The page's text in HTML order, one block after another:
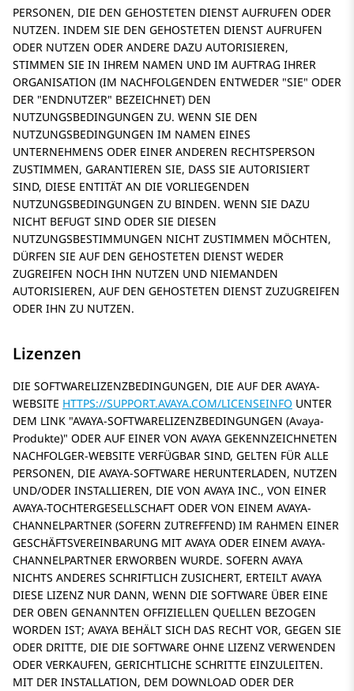
PERSONEN, DIE DEN GEHOSTETEN DIENST AUFRUFEN ODER
NUTZEN. INDEM SIE DEN GEHOSTETEN DIENST AUFRUFEN
ODER NUTZEN ODER ANDERE DAZU AUTORISIEREN,
STIMMEN SIE IN IHREM NAMEN UND IM AUFTRAG IHRER
ORGANISATION (IM NACHFOLGENDEN ENTWEDER SIE ODER
DER ENDNUTZER BEZEICHNET) DEN
NUTZUNGSBEDINGUNGEN ZU. WENN SIE DEN
NUTZUNGSBEDINGUNGEN IM NAMEN EINES
UNTERNEHMENS ODER EINER ANDEREN RECHTSPERSON
ZUSTIMMEN, GARANTIEREN SIE, DASS SIE AUTORISIERT
SIND, DIESE ENTITÄT AN DIE VORLIEGENDEN
NUTZUNGSBEDINGUNGEN ZU BINDEN. WENN SIE DAZU
NICHT BEFUGT SIND ODER SIE DIESEN
NUTZUNGSBESTIMMUNGEN NICHT ZUSTIMMEN MÖCHTEN,
DÜRFEN SIE AUF DEN GEHOSTETEN DIENST WEDER
ZUGREIFEN NOCH IHN NUTZEN UND NIEMANDEN
AUTORISIEREN, AUF DEN GEHOSTETEN DIENST ZUZUGREIFEN
ODER IHN ZU NUTZEN.
Lizenzen
DIE SOFTWARELIZENZBEDINGUNGEN, DIE AUF DER AVAYA-
WEBSITE HTTPS://SUPPORT.AVAYA.COM/LICENSEINFO UNTER
DEM LINK AVAYA-SOFTWARELIZENZBEDINGUNGEN (Avaya-
Produkte) ODER AUF EINER VON AVAYA GEKENNZEICHNETEN
NACHFOLGER-WEBSITE VERFÜGBAR SIND, GELTEN FÜR ALLE
PERSONEN, DIE AVAYA-SOFTWARE HERUNTERLADEN, NUTZEN
UND/ODER INSTALLIEREN, DIE VON AVAYA INC., VON EINER
AVAYA-TOCHTERGESELLSCHAFT ODER VON EINEM AVAYA-
CHANNELPARTNER (SOFERN ZUTREFFEND) IM RAHMEN EINER
GESCHÄFTSVEREINBARUNG MIT AVAYA ODER EINEM AVAYA-
CHANNELPARTNER ERWORBEN WURDE. SOFERN AVAYA
NICHTS ANDERES SCHRIFTLICH ZUSICHERT, ERTEILT AVAYA
DIESE LIZENZ NUR DANN, WENN DIE SOFTWARE ÜBER EINE
DER OBEN GENANNTEN OFFIZIELLEN QUELLEN BEZOGEN
WORDEN IST; AVAYA BEHÄLT SICH DAS RECHT VOR, GEGEN SIE
ODER DRITTE, DIE DIE SOFTWARE OHNE LIZENZ VERWENDEN
ODER VERKAUFEN, GERICHTLICHE SCHRITTE EINZULEITEN.
MIT DER INSTALLATION, DEM DOWNLOAD ODER DER